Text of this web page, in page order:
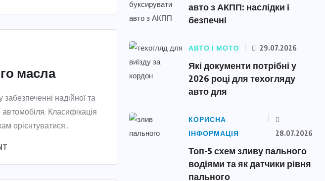
масла
надійної та
Класифікація
орієнтуватися...
авто з АКПП: наслідки і
безпечні
АВТО І МОТО 29.07.2026
Які документи потрібні у
2026 році для техогляду
авто для
КОРИСНА
ІНФОРМАЦІЯ
28.07.2026
Топ-5 схем зливу пального
водіями та як датчики рівня
пального